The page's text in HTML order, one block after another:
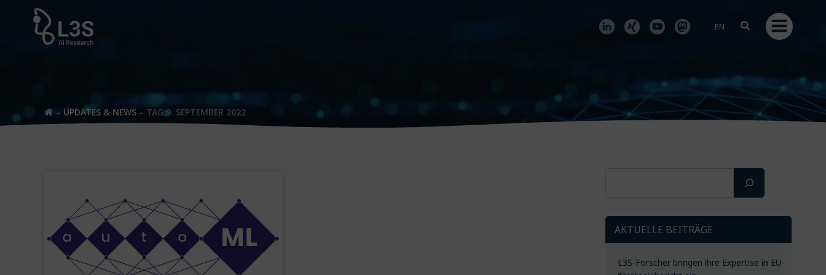
springen
EN
UPDATES & NEWS TAG:9. SEPTEMBER 2022
AKTUELLE BEITRÄGE
L3S-Forscher bringen ihre Expertise in EU-